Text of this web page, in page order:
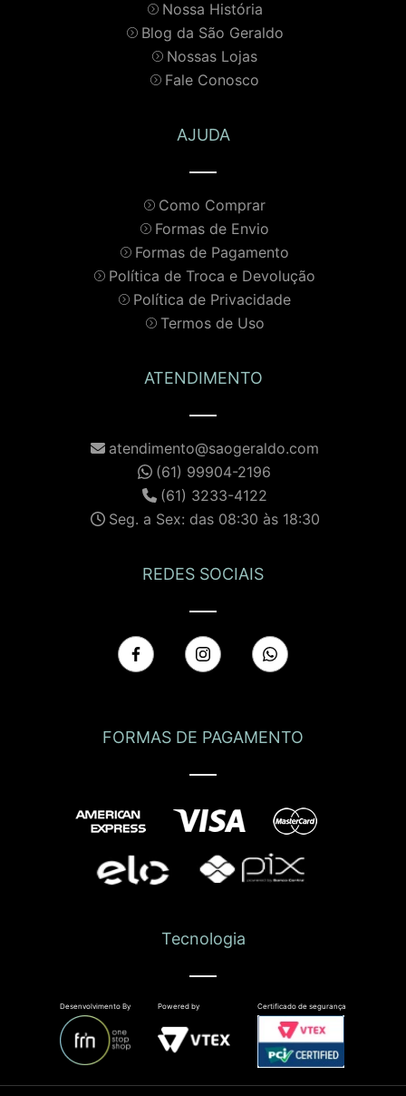
Nossa História
Blog da São Geraldo
Nossas Lojas
Fale Conosco
AJUDA
Como Comprar
Formas de Envio
Formas de Pagamento
Política de Troca e Devolução
Política de Privacidade
Termos de Uso
ATENDIMENTO
atendimento@saogeraldo.com
(61) 99904-2196
(61) 3233-4122
Seg. a Sex: das 08:30 às 18:30
REDES SOCIAIS
FORMAS DE PAGAMENTO
Tecnologia
Desenvolvimento By Powered by Certificado de segurança